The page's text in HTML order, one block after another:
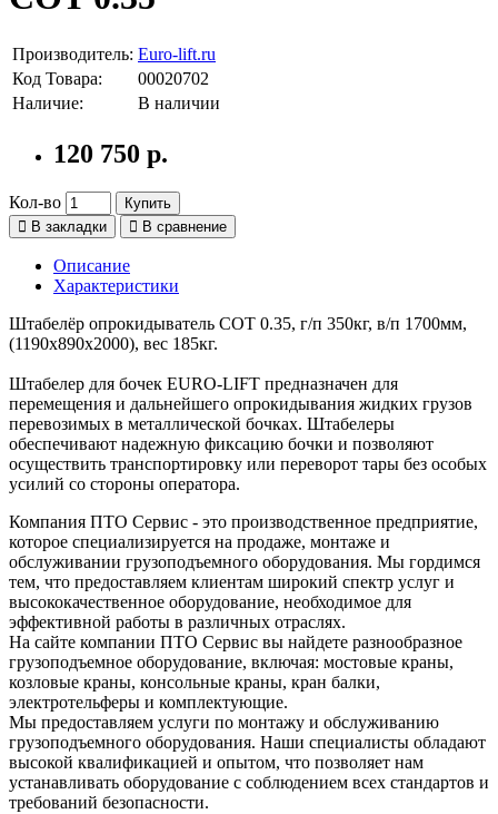
Производитель: Euro-lift.ru
Код Товара:
00020702
Наличие:
В наличии
120 750 р.
Кол-во
Купить
В закладки
В сравнение
Описание
Характеристики
Штабелёр опрокидыватель COT 0.35, г/п 350кг, в/п 1700мм,
(1190х890х2000), вес 185кг.
Штабелер для бочек EURO-LIFT предназначен для
перемещения и дальнейшего опрокидывания жидких грузов
перевозимых в металлической бочках. Штабелеры
обеспечивают надежную фиксацию бочки и позволяют
осуществить транспортировку или переворот тары без особых
усилий со стороны оператора.
Компания ПТО Сервис - это производственное предприятие,
которое специализируется на продаже, монтаже и
обслуживании грузоподъемного оборудования. Мы гордимся
тем, что предоставляем клиентам широкий спектр услуг и
высококачественное оборудование, необходимое для
эффективной работы в различных отраслях.
На сайте компании ПТО Сервис вы найдете разнообразное
грузоподъемное оборудование, включая: мостовые краны,
козловые краны, консольные краны, кран балки,
электротельферы и комплектующие.
Мы предоставляем услуги по монтажу и обслуживанию
грузоподъемного оборудования. Наши специалисты обладают
высокой квалификацией и опытом, что позволяет нам
устанавливать оборудование с соблюдением всех стандартов и
требований безопасности.